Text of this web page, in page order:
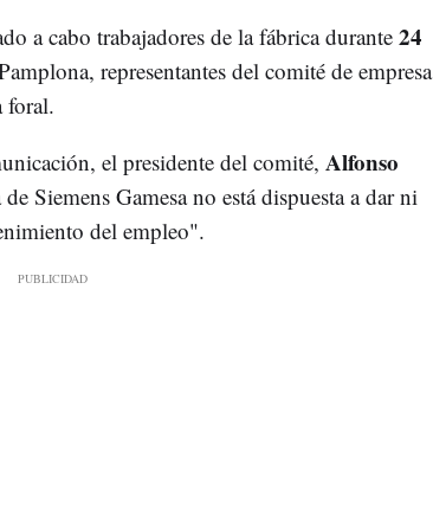
a cabo trabajadores de la fábrica durante24
representantes del comité de empresa
foral.
el presidente del comité, Alfonso
Siemens Gamesa no está dispuesta a dar ni
del empleo".